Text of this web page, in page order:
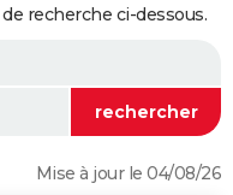
recherche ci-dessous.
Mise à jour le 04/08/26